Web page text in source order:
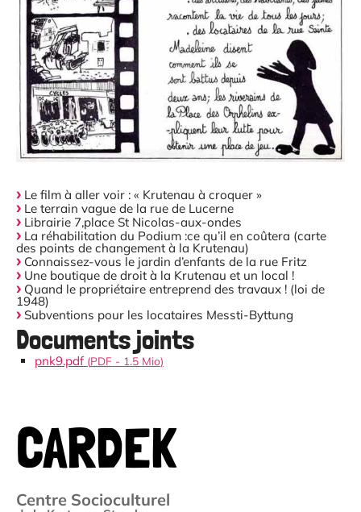
Le film à aller voir : « Krutenau à croquer »
Le terrain vague de la rue de Lucerne
Librairie 7,place St Nicolas-aux-ondes
La réhabilitation du Podium :ce qu’il en coûtera (carte
des points de changement à la Krutenau)
Connaissez-vous le jardin d’enfants de la rue Fritz
Une boutique de droit à la Krutenau et un local !
Quand le propriétaire entreprend des travaux ! (loi de
1948)
Subventions pour les locataires Messti-Byttung
Documents joints
pnk9.pdf (PDF- 1.5 Mio)
CARDEK
Centre Socioculturel